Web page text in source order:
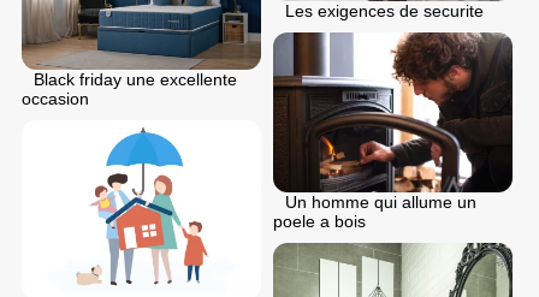
Les exigences de securite
Black friday une excellente
occasion
Un homme qui allume un
poele a bois